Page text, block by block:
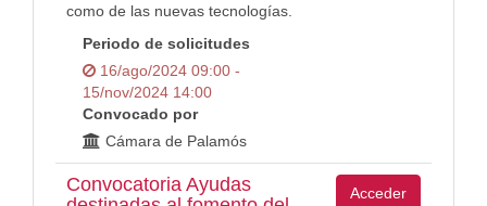
como de las nuevas tecnologías.
Periodo de solicitudes
16/ago/2024 09:00 -
15/nov/2024 14:00
Convocado por
Cámara de Palamós
Convocatoria Ayudas
Acceder